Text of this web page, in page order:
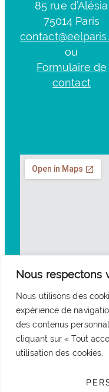
Nous respectons
Nous utilisons des
expérience de
des contenus
cliquant sur « Tout
utilisation des cookies.
85 rue d’Alésia
75014 Paris
ou
Formulaire de
contact